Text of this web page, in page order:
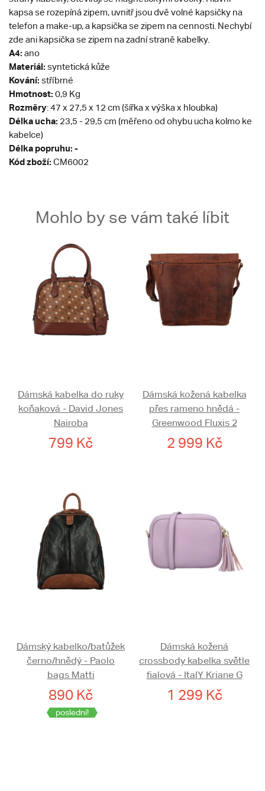
kapsa se rozepíná zipem, uvnitř jsou dvě volné kapsičky na
telefon a make-up, a kapsička se zipem na cennosti. Nechybí
zde ani kapsička se zipem na zadní straně kabelky.
A4: ano
Materiál: syntetická kůže
Kování: stříbrné
Hmotnost: 0,9 Kg
Rozměry: 47 x 27,5 x 12 cm (šířka x výška x hloubka)
Délka ucha: 23,5 - 29,5 cm (měřeno od ohybu ucha kolmo ke
kabelce)
Délka popruhu: -
Kód zboží: CM6002
Mohlo by se vám také líbit
Dámská kabelka do ruky
koňaková - David Jones
Nairoba
799 Kč
Dámská kožená kabelka
přes rameno hnědá -
Greenwood Fluxis 2
2 999 Kč
Dámský kabelko/batůžek
černo/hnědý - Paolo
bags Matti
890 Kč
poslední!
Dámská kožená
crossbody kabelka světle
fialová - ItalY Kriane G
1 299 Kč